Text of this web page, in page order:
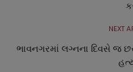
NEXT
ભાવનગરમાં લગ્નના દિવસે જ